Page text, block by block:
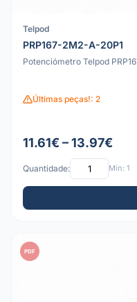
Telpod
PRP167-2M2-A-20P1
Potenciómetro Telpod
Últimas peças!: 2
11.61€ – 13.97€
Quantidade: Mín: 1
PDF